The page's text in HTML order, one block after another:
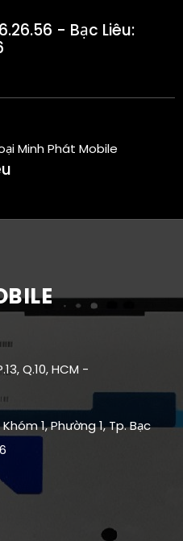
- Bạc Liêu:
Minh Phát Mobile
Q.10, HCM -
1, Phường 1, Tp. Bạc